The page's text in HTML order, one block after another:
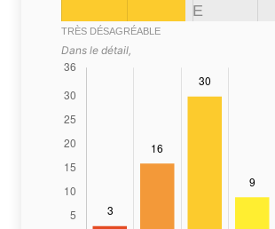
E
TRÈS DÉSAGRÉABLE
Dans le détail,